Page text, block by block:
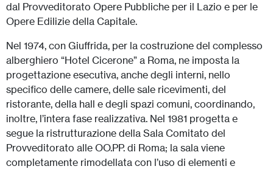
dal Provveditorato Opere Pubbliche per il Lazio e per le
Opere Edilizie della Capitale.
Nel 1974, con Giuffrida, per la costruzione del complesso
alberghiero “Hotel Cicerone” a Roma, ne imposta la
progettazione esecutiva, anche degli interni, nello
specifico delle camere, delle sale ricevimenti, del
ristorante, della hall e degli spazi comuni, coordinando,
inoltre, l’intera fase realizzativa. Nel 1981 progetta e
segue la ristrutturazione della Sala Comitato del
Provveditorato alle OO.PP. di Roma; la sala viene
completamente rimodellata con l’uso di elementi e